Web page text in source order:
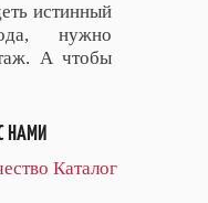
истинный
нужно
А чтобы
НАМИ
Каталог